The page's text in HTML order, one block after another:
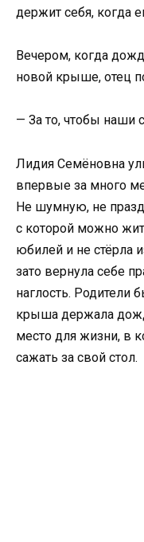
держит себя, когда
Вечером, когда
новой крыше, отец
— За то, чтобы наши
Лидия Семёновна
впервые за много
Не шумную, не
с которой можно
юбилей и не стёрла
зато вернула себе
наглость. Родители
крыша держала
место для жизни, в
сажать за свой стол.